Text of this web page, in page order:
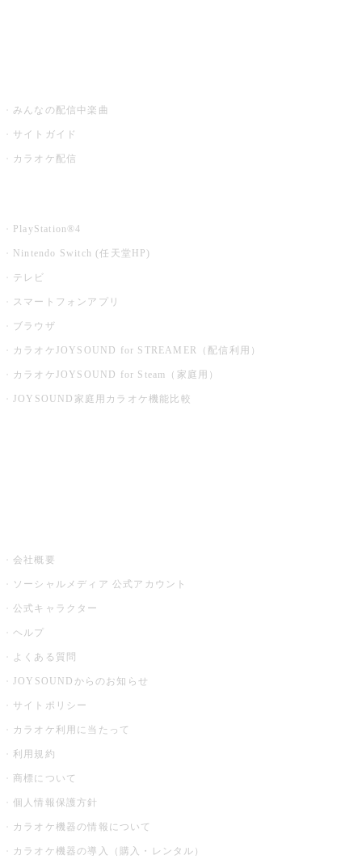
みんなの配信中楽曲
サイトガイド
カラオケ配信
PlayStation®4
Nintendo Switch (任天堂HP)
テレビ
スマートフォンアプリ
ブラウザ
カラオケJOYSOUND for STREAMER（配信利用）
カラオケJOYSOUND for Steam（家庭用）
JOYSOUND家庭用カラオケ機能比較
会社概要
ソーシャルメディア 公式アカウント
公式キャラクター
ヘルプ
よくある質問
JOYSOUNDからのお知らせ
サイトポリシー
カラオケ利用に当たって
利用規約
商標について
個人情報保護方針
カラオケ機器の情報について
カラオケ機器の導入（購入・レンタル）